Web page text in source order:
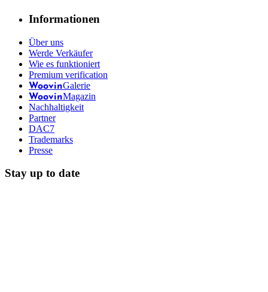
Informationen
Über uns
Werde Verkäufer
Wie es funktioniert
Premium verification
WoovinGalerie
WoovinMagazin
Nachhaltigkeit
Partner
DAC7
Trademarks
Presse
Stay up to date